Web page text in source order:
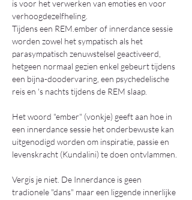
is voor het verwerken van emoties en voor
verhoogdezelfheling.
Tijdens een REM.ember of innerdance sessie
worden zowel het sympatisch als het
parasympatisch zenuwstelsel geactiveerd,
hetgeen normaal gezien enkel gebeurt tijdens
een bijna-doodervaring, een psychedelische
reis en 's nachts tijdens de REM slaap.
Het woord "ember" (vonkje) geeft aan hoe in
een innerdance sessie het onderbewuste kan
uitgenodigd worden om inspiratie, passie en
levenskracht (Kundalini) te doen ontvlammen.
Vergis je niet. De Innerdance is geen
tradionele "dans" maar een liggende innerlijke